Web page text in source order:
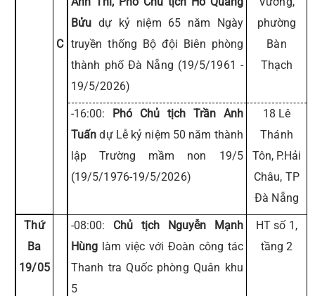
C
Bửu dự kỷ niệm 65 năm Ngày
truyền thống Bộ đội Biên phòng
thành phố Đà Nẵng (19/5/1961 -
19/5/2026)
phường
Bàn
Thạch
-16:00: Phó Chủ tịch Trần Anh
Tuấn dự Lễ kỷ niệm 50 năm thành
lập Trường mầm non 19/5
(19/5/1976-19/5/2026)
18 Lê
Thánh
Tôn, P.Hải
Châu, TP
Đà Nẵng
Thứ
Ba
19/05
-08:00: Chủ tịch Nguyễn Mạnh
Hùng làm việc với Đoàn công tác
Thanh tra Quốc phòng Quân khu
5
HT số 1,
tầng 2